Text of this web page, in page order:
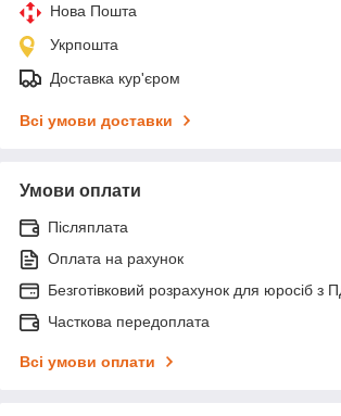
Нова Пошта
Укрпошта
Доставка кур'єром
Всі умови доставки
Умови оплати
Післяплата
Оплата на рахунок
Безготівковий розрахунок для юросіб з
Часткова передоплата
Всі умови оплати